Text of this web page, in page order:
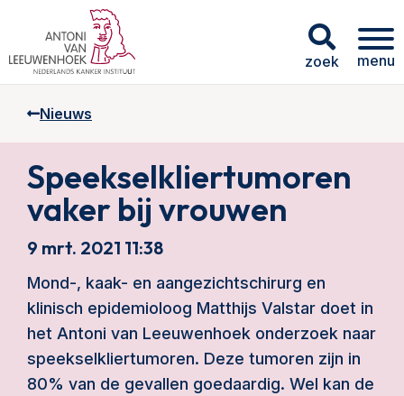
zoek menu
Nieuws
Speekselkliertumoren
vaker bij vrouwen
9 mrt. 2021 11:38
Mond-, kaak- en aangezichtschirurg en
klinisch epidemioloog Matthijs Valstar doet in
het Antoni van Leeuwenhoek onderzoek naar
speekselkliertumoren. Deze tumoren zijn in
80% van de gevallen goedaardig. Wel kan de